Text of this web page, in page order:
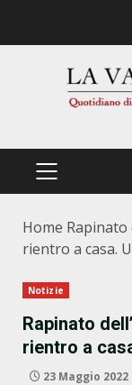
PRIMÄRES
Home Rapinato
rientro a casa.
Notizie
Rapinato
rientro a
23 Maggio 2022